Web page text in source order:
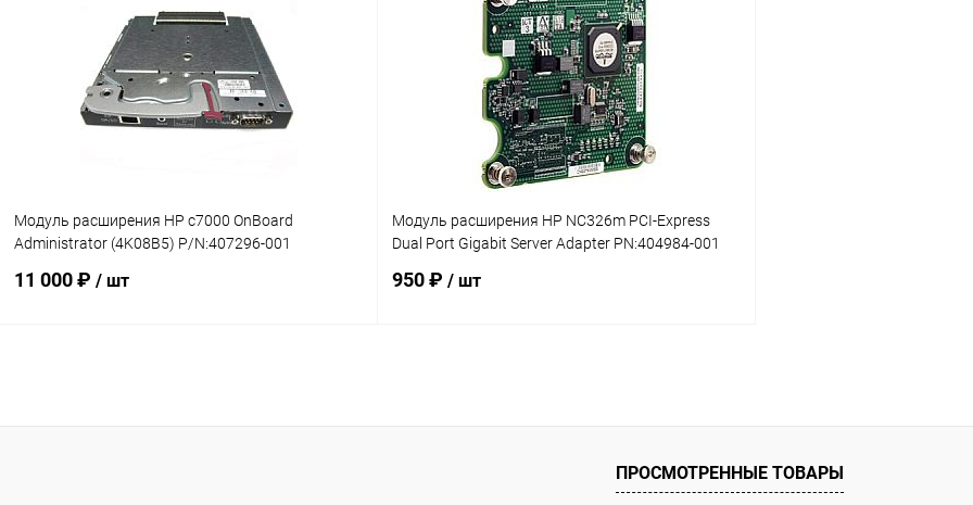
Купить в 1 клик К сравнению
В избранное В наличии
Купить в 1 клик К сравнению
В избранное В наличии
Модуль расширения HP c7000 OnBoard
Administrator (4K08B5) P/N:407296-001
11 000 ₽ / шт
Купить в 1 клик К сравнению
Модуль расширения HP NC326m PCI-Express
Dual Port Gigabit Server Adapter PN:404984-001
950 ₽ / шт
Купить в 1 клик К сравнению
В наличии
ПРОСМОТРЕННЫЕ ТОВАРЫ